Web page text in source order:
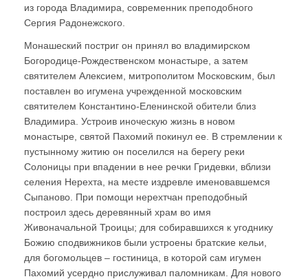
из города Владимира, современник преподобного
Сергия Радонежского.
Монашеский постриг он принял во владимирском
Богородице-Рождественском монастыре, а затем
святителем Алексием, митрополитом Московским, был
поставлен во игумена учрежденной московским
святителем Константино-Еленинской обители близ
Владимира. Устроив иноческую жизнь в новом
монастыре, святой Пахомий покинул ее. В стремлении к
пустынному житию он поселился на берегу реки
Солоницы при впадении в нее речки Гридевки, вблизи
селения Нерехта, на месте издревле именовавшемся
Сыпаново. При помощи нерехтчан преподобный
построил здесь деревянный храм во имя
Живоначальной Троицы; для собиравшихся к угоднику
Божию сподвижников были устроены братские кельи,
для богомольцев – гостиница, в которой сам игумен
Пахомий усердно прислуживал паломникам. Для нового